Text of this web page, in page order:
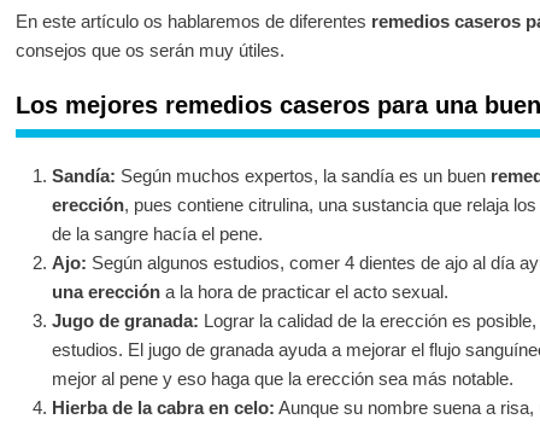
En este artículo os hablaremos de diferentes remedios caseros
consejos que os serán muy útiles.
Los mejores remedios caseros para una
Sandía: Según muchos expertos, la sandía es un buen
erección, pues contiene citrulina, una sustancia que relaja
de la sangre hacía el pene.
Ajo: Según algunos estudios, comer 4 dientes de ajo al día
una ereccióna la hora de practicar el acto sexual.
Jugo de granada: Lograr la calidad de la erección es
estudios. El jugo de granada ayuda a mejorar el flujo
mejor al pene y eso haga que la erección sea más notable.
Hierba de la cabra en celo: Aunque su nombre suena a